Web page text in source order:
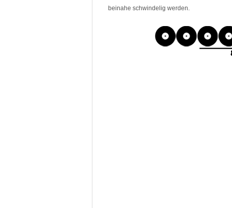
beinahe schwindelig werden.